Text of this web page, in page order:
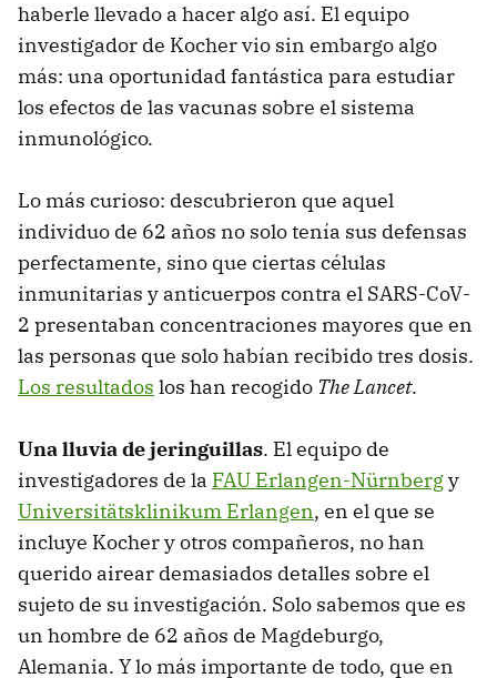
haberle llevado a hacer algo así. El equipo
investigador de Kocher vio sin embargo algo
más: una oportunidad fantástica para estudiar
los efectos de las vacunas sobre el sistema
inmunológico.
Lo más curioso: descubrieron que aquel
individuo de 62 años no solo tenía sus defensas
perfectamente, sino que ciertas células
inmunitarias y anticuerpos contra el SARS-CoV-
2 presentaban concentraciones mayores que en
las personas que solo habían recibido tres dosis.
Los resultados los han recogido The Lancet.
Una lluvia de jeringuillas. El equipo de
investigadores de la FAU Erlangen-Nürnbergy
Universitätsklinikum Erlangen, en el que se
incluye Kocher y otros compañeros, no han
querido airear demasiados detalles sobre el
sujeto de su investigación. Solo sabemos que es
un hombre de 62 años de Magdeburgo,
Alemania. Y lo más importante de todo, que en